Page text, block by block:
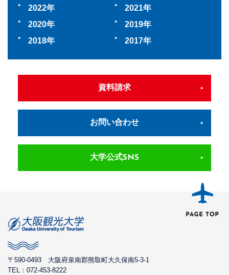
2022
2021
2020
2019
2018
2017
資料請求
お問い合わせ
大学公式SNS
〒590-0493 大阪府泉南郡熊取町大久保南5-3-1
TEL：072-453-8222